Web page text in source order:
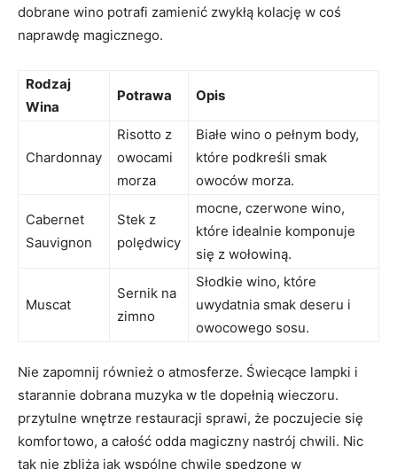
dobrane wino potrafi zamienić zwykłą⁤ kolację w coś
naprawdę magicznego.
Rodzaj
Wina
Potrawa Opis
Chardonnay
Risotto z
owocami
morza
Białe wino o pełnym body,
które podkreśli smak
owoców morza.
Cabernet
Sauvignon
Stek z
polędwicy
mocne, czerwone wino,
które idealnie komponuje
się z wołowiną.
Muscat
Sernik na
zimno
Słodkie wino, które
uwydatnia smak deseru i
owocowego sosu.
Nie zapomnij ⁤również ‍o atmosferze. Świecące lampki i
starannie‌ dobrana muzyka w tle dopełnią wieczoru.
przytulne wnętrze restauracji sprawi, że poczujecie się
komfortowo, a całość odda magiczny nastrój chwili. Nic
tak nie zbliża jak wspólne chwile spędzone w‍